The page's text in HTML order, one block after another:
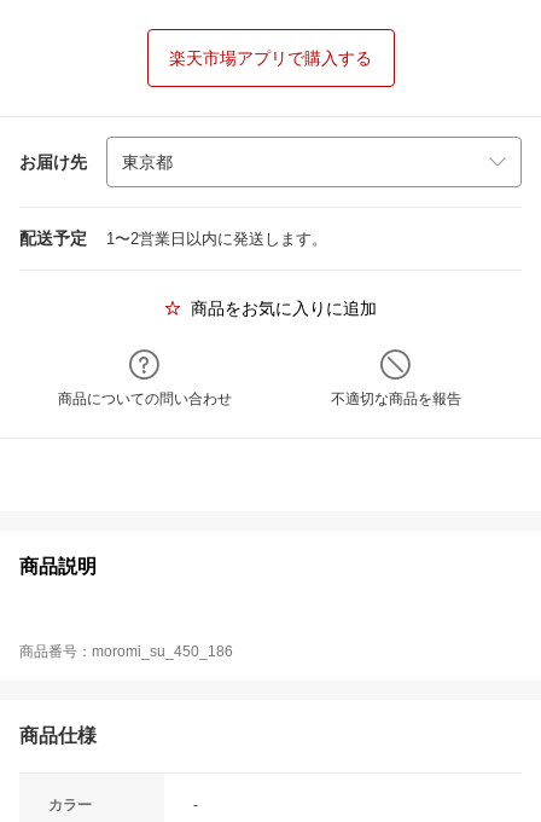
楽天市場アプリで購入する
お届け先
配送予定 1〜2営業日以内に発送します。
商品をお気に入りに追加
商品についての問い合わせ 不適切な商品を報告
商品説明
商品番号：moromi_su_450_186
商品仕様
カラー -